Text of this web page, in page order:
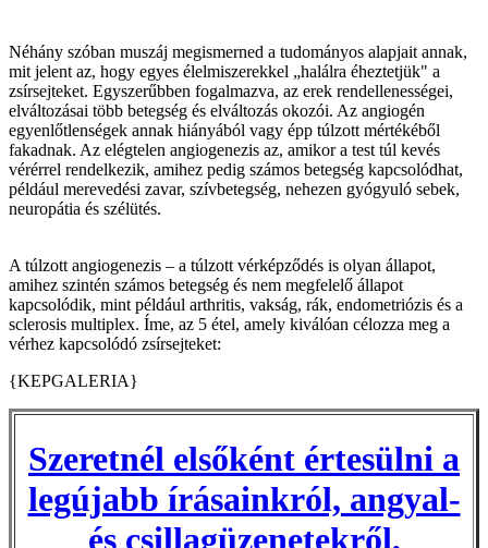
Néhány szóban muszáj megismerned a tudományos alapjait annak,
mit jelent az, hogy egyes élelmiszerekkel „halálra éheztetjük" a
zsírsejteket. Egyszerűbben fogalmazva, az erek rendellenességei,
elváltozásai több betegség és elváltozás okozói. Az angiogén
egyenlőtlenségek annak hiányából vagy épp túlzott mértékéből
fakadnak. Az elégtelen angiogenezis az, amikor a test túl kevés
vérérrel rendelkezik, amihez pedig számos betegség kapcsolódhat,
például merevedési zavar, szívbetegség, nehezen gyógyuló sebek,
neuropátia és szélütés.
A túlzott angiogenezis – a túlzott vérképződés is olyan állapot,
amihez szintén számos betegség és nem megfelelő állapot
kapcsolódik, mint például arthritis, vakság, rák, endometriózis és a
sclerosis multiplex. Íme, az 5 étel, amely kiválóan célozza meg a
vérhez kapcsolódó zsírsejteket:
{KEPGALERIA}
Szeretnél elsőként értesülni a
legújabb írásainkról, angyal-
és csillagüzenetekről,